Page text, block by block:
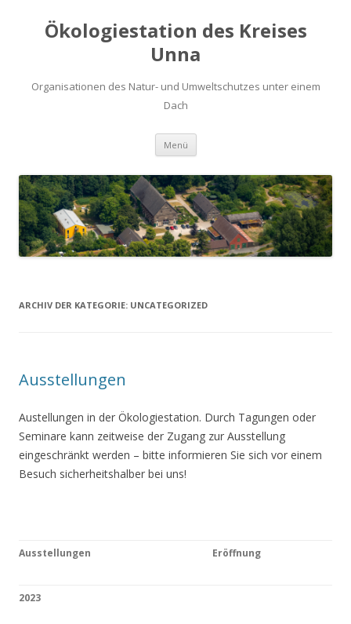
Ökologiestation des Kreises
Unna
Organisationen des Natur- und Umweltschutzes unter einem
Dach
Menü Zum
springen
ARCHIV DER KATEGORIE: UNCATEGORIZED
Ausstellungen
Austellungen in der Ökologiestation. Durch Tagungen oder
Seminare kann zeitweise der Zugang zur Ausstellung
eingeschränkt werden – bitte informieren Sie sich vor einem
Besuch sicherheitshalber bei uns!
Ausstellungen Eröffnung
2023